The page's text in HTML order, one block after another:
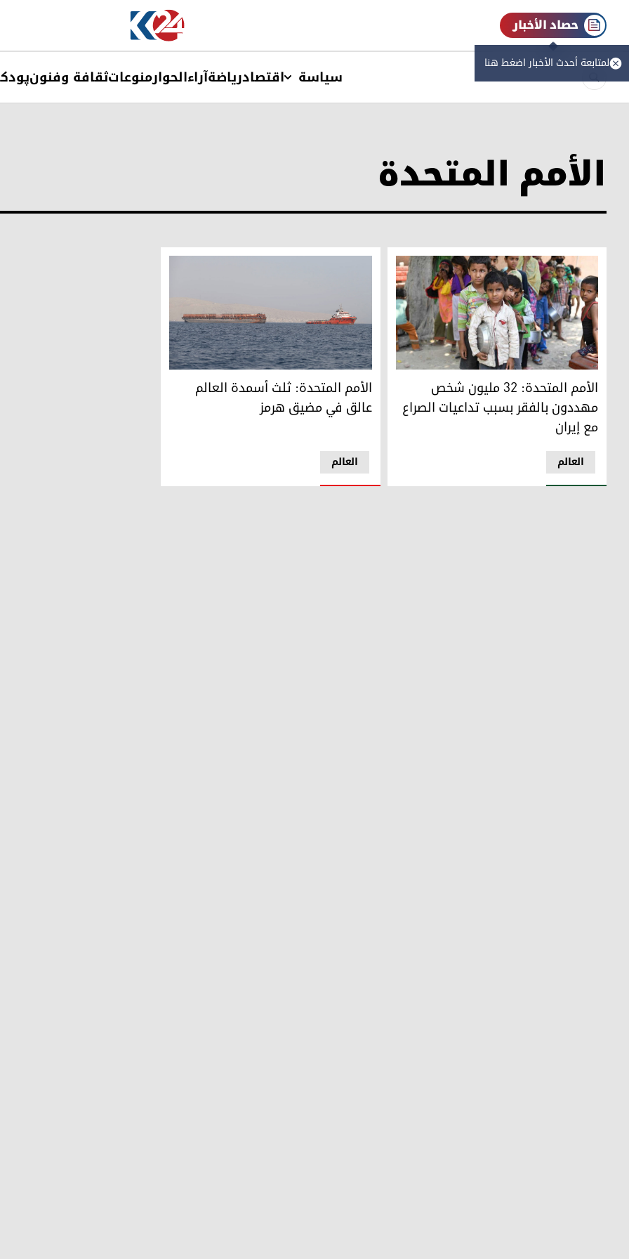
حصاد الأخبار
لمتابعة أحدث الأخبار اضغط هنا
سیاسة اقتصادریاضةآراءالحوارمنوعاتثقافة وفنون
الأمم المتحدة
الأمم المتحدة: 32 مليون شخص مهددون بالفقر بسبب تداعيات الصراع مع إيران
العالم
الأمم المتحدة: 32 مليون شخص
مهددون بالفقر بسبب تداعيات الصراع
مع إيران
الأمم المتحدة: ثلث أسمدة العالم عالق في مضيق هرمز
العالم
الأمم المتحدة: ثلث أسمدة العالم
عالق في مضيق هرمز